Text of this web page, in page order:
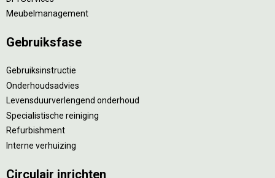
Meubelmanagement
Gebruiksfase
Gebruiksinstructie
Onderhoudsadvies
Levensduurverlengend onderhoud
Specialistische reiniging
Refurbishment
Interne verhuizing
Circulair inrichten